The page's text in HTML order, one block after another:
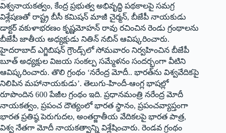
విశ్వనాయకత్వం, కేంద్ర ప్రభుత్వ అభివృద్ధి పథకాలపై సమగ్ర
విశ్లేషణతో రాష్ట్ర బీసీ కమిషన్ మాజీ చైర్మన్, బీజేపీ నాయకుడు
డాక్టర్ వకుళాభరణం కృష్ణమోహన్ రావు రచించిన రెండు గ్రంథాలను
బీజేపీ జాతీయ అధ్యక్షుడు నితిన్ నబిన్ ఆవిష్కరించారు.
హైదరాబాద్ ఎగ్జిబిషన్ గ్రౌండ్స్‌లో సోమవారం నిర్వహించిన బీజేపీ
బూత్ అధ్యక్షుల విజయ సంకల్ప సమ్మేళనం సందర్భంగా వీటిని
ఆవిష్కరించారు. తొలి గ్రంథం ‘నరేంద్ర మోదీ.. భారత్‌ను విశ్వవేదికపై
నిలిపిన మహానాయకుడు’. తెలుగు-హిందీ-ఆంగ్ల భాషల్లో
రూపొందిన 600 పేజీల గ్రంథం ఇది. ప్రధానమంత్రి నరేంద్ర మోదీ
నాయకత్వం, ప్రపంచ దౌత్యంలో భారత స్థానం, ప్రపంచవ్యాప్తంగా
భారత ప్రతిష్ఠ పెరుగుదల, అంతర్జాతీయ వేదికలపై భారత పాత్ర,
విశ్వ నేతగా మోదీ నాయకత్వాన్ని విశ్లేషించారు. రెండవ గ్రంథం